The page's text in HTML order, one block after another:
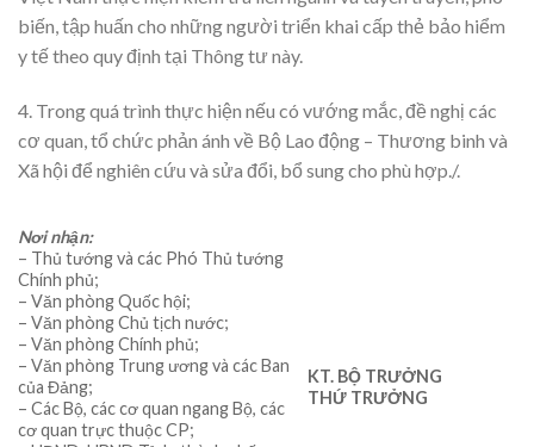
biến, tập huấn cho những người triển khai cấp thẻ bảo hiểm
y tế theo quy định tại Thông tư này.
4. Trong quá trình thực hiện nếu có vướng mắc, đề nghị các
cơ quan, tổ chức phản ánh về Bộ Lao động – Thương binh và
Xã hội để nghiên cứu và sửa đổi, bổ sung cho phù hợp./.
Nơi nhận:
– Thủ tướng và các Phó Thủ tướng
Chính phủ;
– Văn phòng Quốc hội;
– Văn phòng Chủ tịch nước;
– Văn phòng Chính phủ;
– Văn phòng Trung ương và các Ban
của Đảng;
– Các Bộ, các cơ quan ngang Bộ, các
cơ quan trực thuộc CP;
KT. BỘ TRƯỞNG
THỨ TRƯỞNG